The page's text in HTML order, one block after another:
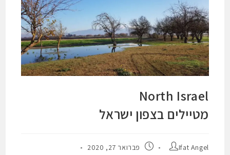
North Israel
מטיילים בצפון ישראל
Ifat Angel
פברואר 27, 2020